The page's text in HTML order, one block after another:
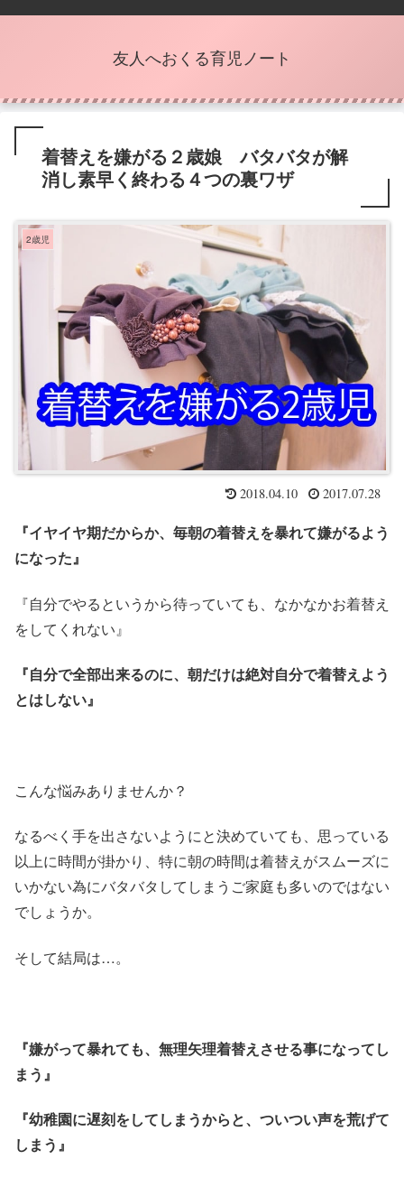
友人へおくる育児ノート
着替えを嫌がる２歳娘 バタバタが解
消し素早く終わる４つの裏ワザ
2歳児
2018.04.10 2017.07.28
『イヤイヤ期だからか、毎朝の着替えを暴れて嫌がるよう
になった』
『自分でやるというから待っていても、なかなかお着替え
をしてくれない』
『自分で全部出来るのに、朝だけは絶対自分で着替えよう
とはしない』
こんな悩みありませんか？
なるべく手を出さないようにと決めていても、思っている
以上に時間が掛かり、特に朝の時間は着替えがスムーズに
いかない為にバタバタしてしまうご家庭も多いのではない
でしょうか。
そして結局は…。
『嫌がって暴れても、無理矢理着替えさせる事になってし
まう』
『幼稚園に遅刻をしてしまうからと、ついつい声を荒げて
しまう』